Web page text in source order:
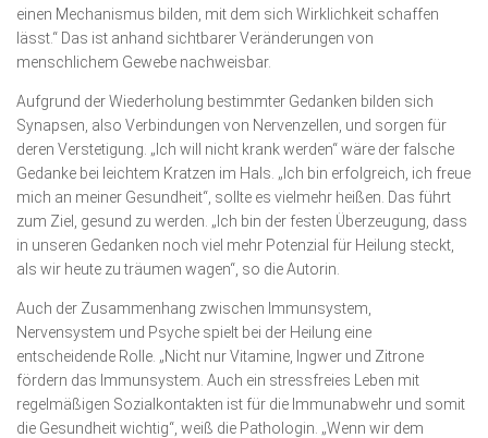
einen Mechanismus bilden, mit dem sich Wirklichkeit schaffen
lässt.“ Das ist anhand sichtbarer Veränderungen von
menschlichem Gewebe nachweisbar.
Aufgrund der Wiederholung bestimmter Gedanken bilden sich
Synapsen, also Verbindungen von Nervenzellen, und sorgen für
deren Verstetigung. „Ich will nicht krank werden“ wäre der falsche
Gedanke bei leichtem Kratzen im Hals. „Ich bin erfolgreich, ich freue
mich an meiner Gesundheit“, sollte es vielmehr heißen. Das führt
zum Ziel, gesund zu werden. „Ich bin der festen Überzeugung, dass
in unseren Gedanken noch viel mehr Potenzial für Heilung steckt,
als wir heute zu träumen wagen“, so die Autorin.
Auch der Zusammenhang zwischen Immunsystem,
Nervensystem und Psyche spielt bei der Heilung eine
entscheidende Rolle. „Nicht nur Vitamine, Ingwer und Zitrone
fördern das Immunsystem. Auch ein stressfreies Leben mit
regelmäßigen Sozialkontakten ist für die Immunabwehr und somit
die Gesundheit wichtig“, weiß die Pathologin. „Wenn wir dem